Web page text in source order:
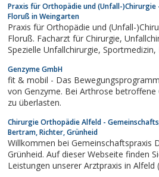
Aufwachraumbetten. Über 6.000
Jahr durchgeführt.
Praxis für Orthopädie und (Unfall-)Chirurgie
Floruß in Weingarten
Praxis für Orthopädie und (Unfall-
Floruß. Facharzt für Chirurgie, Unfallchirurgie und Orthopädie,
Spezielle Unfallchirurgie, Sportmedizin, D-Arzt (Durchgangsarzt
Genzyme GmbH
fit & mobil - Das
von Genzyme. Bei Arthrose betroffene
zu überlasten.
Chirurgie Orthopädie Alfeld -
Bertram, Richter, Grünheid
Willkommen bei Gemeinschaftspraxis Dres.
Grünheid. Auf dieser Webseite finden
Leistungen unserer Arztpraxis in Alfeld